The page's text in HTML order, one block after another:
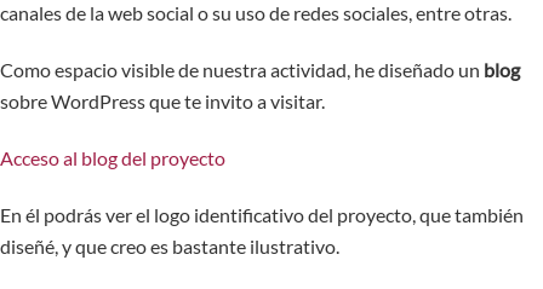
canales de la web social o su uso de redes sociales, entre otras.
Como espacio visible de nuestra actividad, he diseñado un blog
sobre WordPress que te invito a visitar.
Acceso al blog del proyecto
En él podrás ver el logo identificativo del proyecto, que también
diseñé, y que creo es bastante ilustrativo.